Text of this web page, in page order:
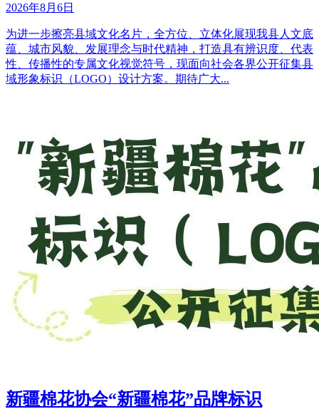
2026年8月6日
为进一步擦亮县域文化名片，全方位、立体化展现我县人文底
蕴、城市风貌、发展理念与时代精神，打造具有辨识度、代表
性、传播性的专属文化视觉符号，现面向社会各界公开征集县
域形象标识（LOGO）设计方案。期待广大...
新疆棉花协会“新疆棉花”品牌标识